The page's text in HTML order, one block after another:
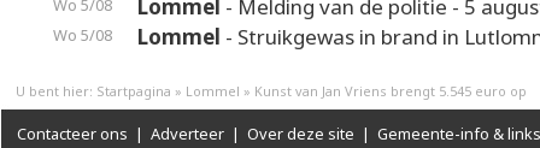
Wo 5/08 Lommel - Melding van de politie - 5
Wo 5/08 Lommel - Struikgewas in brand in
U bent hier: Startpagina » Lommel » Kunst van Jan Vriens brengt 5.545 euro op
Contacteer ons | Adverteer | Over deze site | Gemeente-info & links